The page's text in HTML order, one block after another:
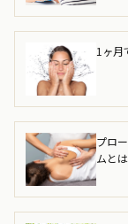
1ヶ月
プロ
ムと